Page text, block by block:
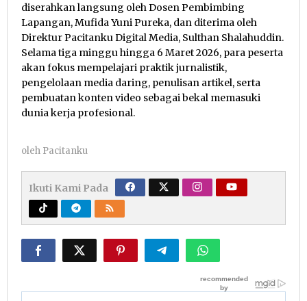
diserahkan langsung oleh Dosen Pembimbing
Lapangan, Mufida Yuni Pureka, dan diterima oleh
Direktur Pacitanku Digital Media, Sulthan Shalahuddin.
Selama tiga minggu hingga 6 Maret 2026, para peserta
akan fokus mempelajari praktik jurnalistik,
pengelolaan media daring, penulisan artikel, serta
pembuatan konten video sebagai bekal memasuki
dunia kerja profesional.
oleh Pacitanku
Ikuti Kami Pada